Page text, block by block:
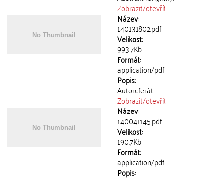
Zobrazit/otevřít
Název:
140131802.pdf
Velikost:
993.7Kb
Formát:
application/pdf
Popis:
Autoreferát
Zobrazit/otevřít
Název:
140041145.pdf
Velikost:
190.7Kb
Formát:
application/pdf
Popis: